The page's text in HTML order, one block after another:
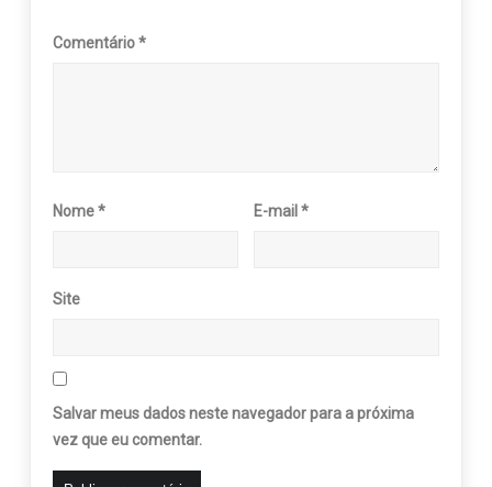
Comentário*
Nome* E-mail*
Site
Salvar meus dados neste navegador para a próxima
vez que eu comentar.